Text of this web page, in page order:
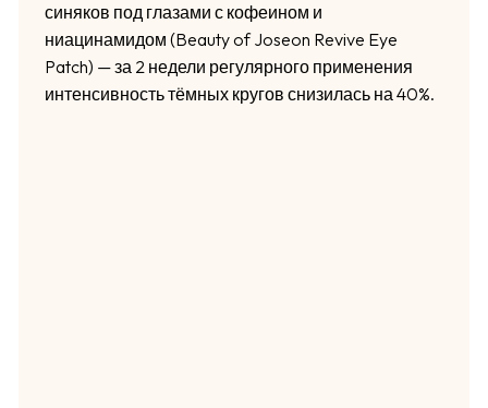
синяков под глазами с кофеином и
ниацинамидом (Beauty of Joseon Revive Eye
Patch) — за 2 недели регулярного применения
интенсивность тёмных кругов снизилась на 40%.